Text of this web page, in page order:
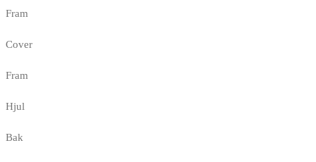
Fram
Cover
Fram
Hjul
Bak